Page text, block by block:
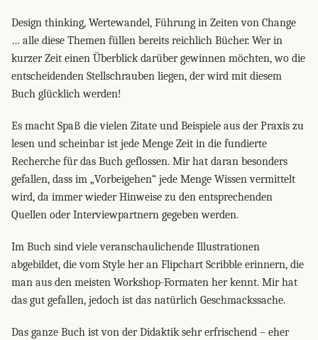
Design thinking, Wertewandel, Führung in Zeiten von Change
… alle diese Themen füllen bereits reichlich Bücher. Wer in
kurzer Zeit einen Überblick darüber gewinnen möchten, wo die
entscheidenden Stellschrauben liegen, der wird mit diesem
Buch glücklich werden!
Es macht Spaß die vielen Zitate und Beispiele aus der Praxis zu
lesen und scheinbar ist jede Menge Zeit in die fundierte
Recherche für das Buch geflossen. Mir hat daran besonders
gefallen, dass im „Vorbeigehen“ jede Menge Wissen vermittelt
wird, da immer wieder Hinweise zu den entsprechenden
Quellen oder Interviewpartnern gegeben werden.
Im Buch sind viele veranschaulichende Illustrationen
abgebildet, die vom Style her an Flipchart Scribble erinnern, die
man aus den meisten Workshop-Formaten her kennt. Mir hat
das gut gefallen, jedoch ist das natürlich Geschmackssache.
Das ganze Buch ist von der Didaktik sehr erfrischend – eher